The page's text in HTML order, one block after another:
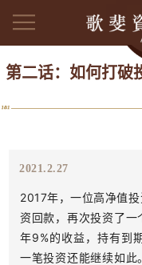
第二话：如何打破
2021.2.27
2017年，一位高净值
资回款，再次投资了
年9%的收益，持有到
一笔投资还能继续如